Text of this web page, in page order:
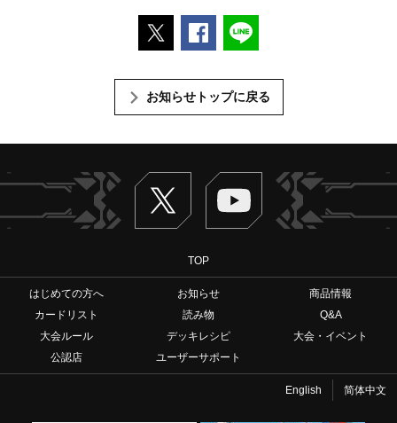
ポストするFacebookでシェアする
お知らせトップに戻る
Twitter ヴァンガードch
TOP
はじめての方へ お知らせ
商品情報
カードリスト
読み物
Q&A
大会ルール
デッキレシピ
大会・イベント
公認店
ユーザーサポート
English 简体中文